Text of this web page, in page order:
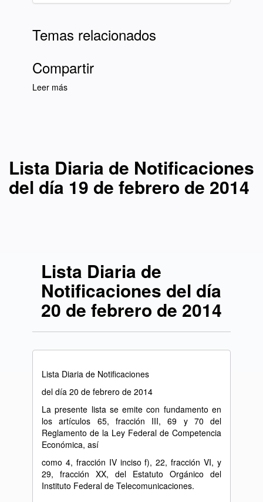
Temas relacionados
Compartir
Leer más
Lista Diaria de Notificaciones
del día 19 de febrero de 2014
Lista Diaria de
Notificaciones del día
20 de febrero de 2014
Lista Diaria de Notificaciones
del día 20 de febrero de 2014
La presente lista se emite con fundamento en
los artículos 65, fracción III, 69 y 70 del
Reglamento de la Ley Federal de Competencia
Económica, así
como 4, fracción IV inciso f), 22, fracción VI, y
29, fracción XX, del Estatuto Orgánico del
Instituto Federal de Telecomunicaciones.